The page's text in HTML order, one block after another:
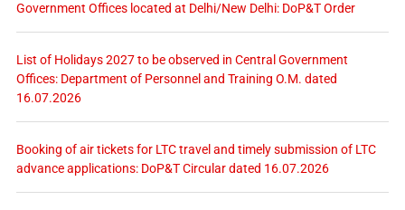
Government Offices located at Delhi/New Delhi: DoP&T Order
List of Holidays 2027 to be observed in Central Government
Offices: Department of Personnel and Training O.M. dated
16.07.2026
Booking of air tickets for LTC travel and timely submission of LTC
advance applications: DoP&T Circular dated 16.07.2026